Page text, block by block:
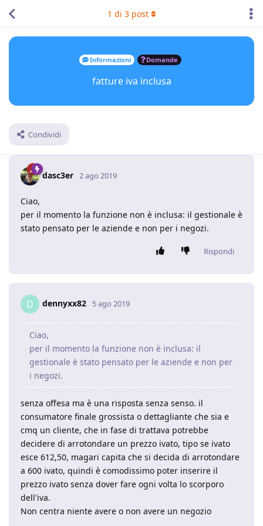
Informazioni Domande
fatture iva inclusa
Condividi
1 di 3post
dasc3er 2 ago 2019
Ciao,
per il momento la funzione non è inclusa: il gestionale è
stato pensato per le aziende e non per i negozi.
Rispondi
D dennyxx82 5 ago 2019
Ciao,
per il momento la funzione non è inclusa: il
gestionale è stato pensato per le aziende e non per
i negozi.
senza offesa ma è una risposta senza senso. il
consumatore finale grossista o dettagliante che sia e
cmq un cliente, che in fase di trattava potrebbe
decidere di arrotondare un prezzo ivato, tipo se ivato
esce 612,50, magari capita che si decida di arrotondare
a 600 ivato, quindi è comodissimo poter inserire il
prezzo ivato senza dover fare ogni volta lo scorporo
dell'iva.
Non centra niente avere o non avere un negozio